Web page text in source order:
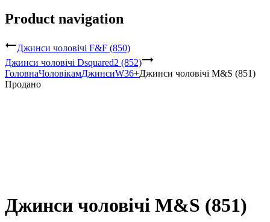
Product navigation
Джинси чоловічі F&F (850)
Джинси чоловічі Dsquared2 (852)
ГоловнаЧоловікамДжинсиW36+Джинси чоловічі M&S (851)
Продано
Джинси чоловічі M&S (851)